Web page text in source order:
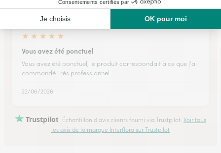
★ ★ ★ ★ ★
Vous avez été ponctuel
Vous avez été ponctuel, le produit correspondait à ce que j'ai
commandé Très professionnel
22/06/2026
Trustpilot Échantillon d'avis clients fourni via Trustpilot. Voir tous
les avis de la marque Interflora sur Trustpilot